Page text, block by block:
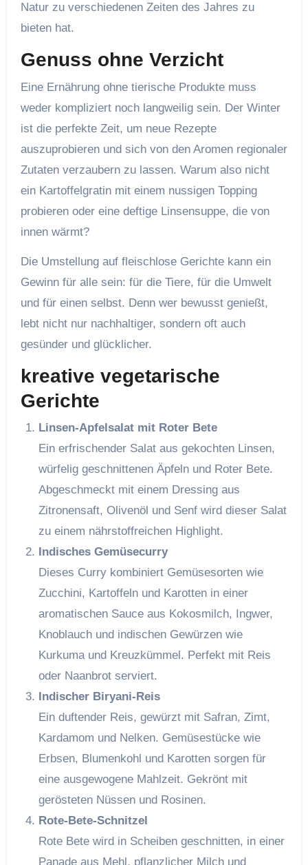
Natur zu verschiedenen Zeiten des Jahres zu
bieten hat.
Genuss ohne Verzicht
Eine Ernährung ohne tierische Produkte muss
weder kompliziert noch langweilig sein. Der Winter
ist die perfekte Zeit, um neue Rezepte
auszuprobieren und sich von den Aromen regionaler
Zutaten verzaubern zu lassen. Warum also nicht
ein Kartoffelgratin mit einem nussigen Topping
probieren oder eine deftige Linsensuppe, die von
innen wärmt?
Die Umstellung auf fleischlose Gerichte kann ein
Gewinn für alle sein: für die Tiere, für die Umwelt
und für einen selbst. Denn wer bewusst genießt,
lebt nicht nur nachhaltiger, sondern oft auch
gesünder und glücklicher.
kreative vegetarische
Gerichte
Linsen-Apfelsalat mit Roter Bete
Ein erfrischender Salat aus gekochten Linsen,
würfelig geschnittenen Äpfeln und Roter Bete.
Abgeschmeckt mit einem Dressing aus
Zitronensaft, Olivenöl und Senf wird dieser Salat
zu einem nährstoffreichen Highlight.
Indisches Gemüsecurry
Dieses Curry kombiniert Gemüsesorten wie
Zucchini, Kartoffeln und Karotten in einer
aromatischen Sauce aus Kokosmilch, Ingwer,
Knoblauch und indischen Gewürzen wie
Kurkuma und Kreuzkümmel. Perfekt mit Reis
oder Naanbrot serviert.
Indischer Biryani-Reis
Ein duftender Reis, gewürzt mit Safran, Zimt,
Kardamom und Nelken. Gemüsestücke wie
Erbsen, Blumenkohl und Karotten sorgen für
eine ausgewogene Mahlzeit. Gekrönt mit
gerösteten Nüssen und Rosinen.
Rote-Bete-Schnitzel
Rote Bete wird in Scheiben geschnitten, in einer
Panade aus Mehl, pflanzlicher Milch und